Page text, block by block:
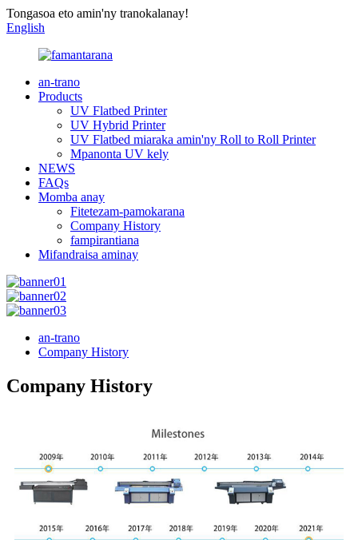
Tongasoa eto amin'ny tranokalanay!
English
an-trano
Products
UV Flatbed Printer
UV Hybrid Printer
UV Flatbed miaraka amin'ny Roll to Roll Printer
Mpanonta UV kely
NEWS
FAQs
Momba anay
Fitetezam-pamokarana
Company History
fampirantiana
Mifandraisa aminay
an-trano
Company History
Company History